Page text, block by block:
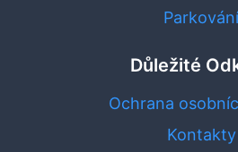
Parkování
Důležité
Ochrana
Kontakty